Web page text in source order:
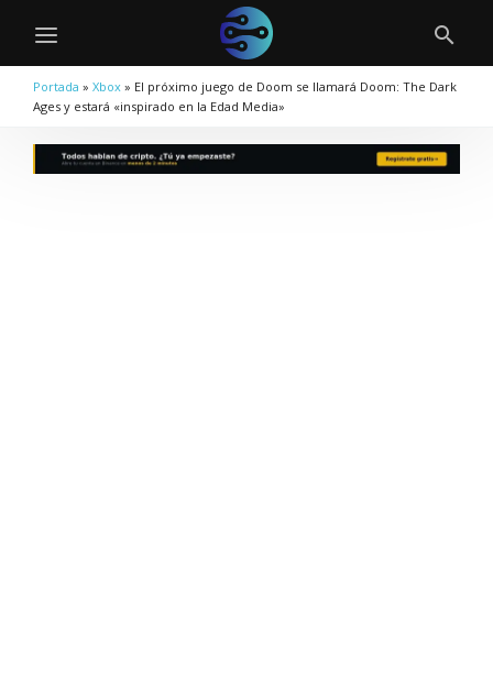
Portada » Xbox » El próximo juego de Doom se llamará Doom: The Dark
Ages y estará «inspirado en la Edad Media»